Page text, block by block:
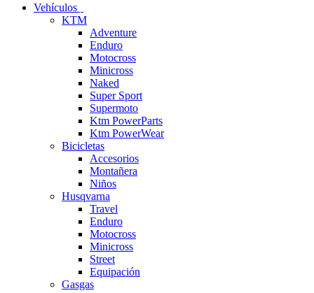
Vehículos
KTM
Adventure
Enduro
Motocross
Minicross
Naked
Super Sport
Supermoto
Ktm PowerParts
Ktm PowerWear
Bicicletas
Accesorios
Montañera
Niños
Husqvarna
Travel
Enduro
Motocross
Minicross
Street
Equipación
Gasgas